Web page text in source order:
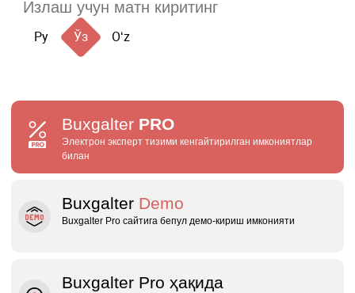
Ру Ўз Oʻz
Buxgalter PRO
Электрон эксперт тизими кенгайтирилган имкониятлар
билан
Buxgalter Demo
Buxgalter Pro сайтига бепул демо‑кириш имконияти
Buxgalter Pro ҳақида